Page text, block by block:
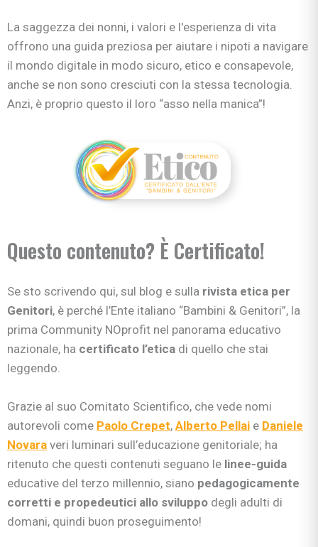
La saggezza dei nonni, i valori e l'esperienza di vita
offrono una guida preziosa per aiutare i nipoti a navigare
il mondo digitale in modo sicuro, etico e consapevole,
anche se non sono cresciuti con la stessa tecnologia.
Anzi, è proprio questo il loro “asso nella manica”!
Questo contenuto? È Certificato!
Se sto scrivendo qui, sul blog e sulla rivista etica per
Genitori, è perché l’Ente italiano “Bambini & Genitori”, la
prima Community NOprofit nel panorama educativo
nazionale, ha certificato l’etica di quello che stai
leggendo.
Grazie al suo Comitato Scientifico, che vede nomi
autorevoli come Paolo Crepet, Alberto Pellai e Daniele
Novara veri luminari sull’educazione genitoriale; ha
ritenuto che questi contenuti seguano le linee-guida
educative del terzo millennio, siano pedagogicamente
corretti e propedeutici allo sviluppo degli adulti di
domani, quindi buon proseguimento!